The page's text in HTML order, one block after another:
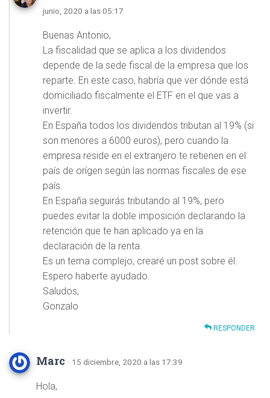
junio, 2020 a las 05:17
Buenas Antonio,
La fiscalidad que se aplica a los dividendos
depende de la sede fiscal de la empresa que los
reparte. En este caso, habría que ver dónde está
domiciliado fiscalmente el ETF en el que vas a
invertir.
En España todos los dividendos tributan al 19% (si
son menores a 6000 euros), pero cuando la
empresa reside en el extranjero te retienen en el
país de orígen según las normas fiscales de ese
país.
En España seguirás tributando al 19%, pero
puedes evitar la doble imposición declarando la
retención que te han aplicado ya en la
declaración de la renta.
Es un tema complejo, crearé un post sobre él.
Espero haberte ayudado.
Saludos,
Gonzalo
RESPONDER
Marc · 15 diciembre, 2020 a las 17:39
Hola,